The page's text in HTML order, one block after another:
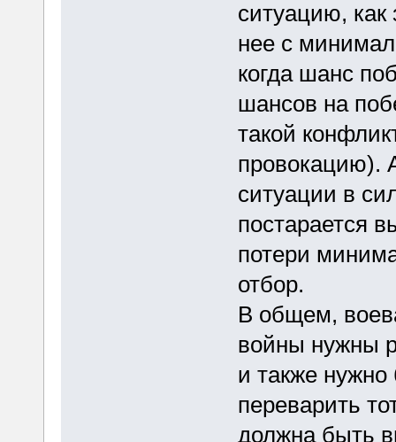
ситуацию,
нее с
когда шанс
шансов на
такой
провокацию).
ситуации в
постарается
потери
отбор.
В общем,
войны нужны
и также нужно
переварить
должна быть